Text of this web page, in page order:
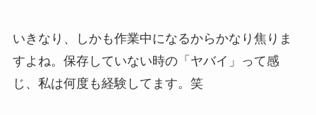
いきなり、しかも作業中になるからかなり焦りま
すよね。保存していない時の「ヤバイ」って感
じ、私は何度も経験してます。笑